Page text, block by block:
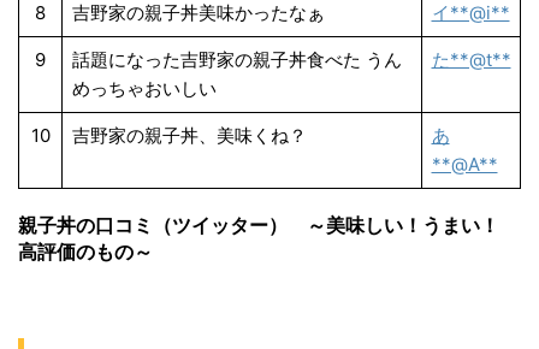
8 吉野家の親子丼美味かったなぁ イ**@i**
9
話題になった吉野家の親子丼食べた うん
めっちゃおいしい
た**@t**
10 吉野家の親子丼、美味くね？
あ
**@A**
親子丼の口コミ（ツイッター） ～美味しい！うまい！
高評価のもの～